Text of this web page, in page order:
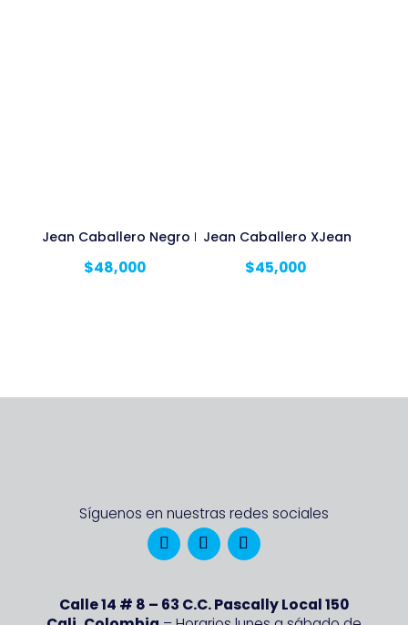
Jean Caballero Negro Licrado
$48,000
Jean Caballero XJean Rigido
$45,000
Síguenos en nuestras redes sociales
Calle 14 # 8 – 63 C.C. Pascally Local 150